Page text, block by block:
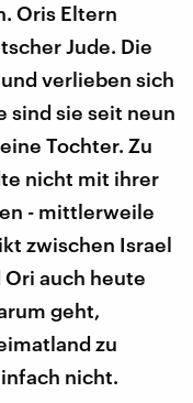
Oris Eltern
Jude. Die
verlieben sich
sind sie seit neun
Tochter. Zu
nicht mit ihrer
- mittlerweile
zwischen Israel
Ori auch heute
geht,
zu
nicht.